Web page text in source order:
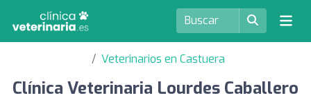
Veterinarios en Castuera
Clínica Veterinaria Lourdes Caballero